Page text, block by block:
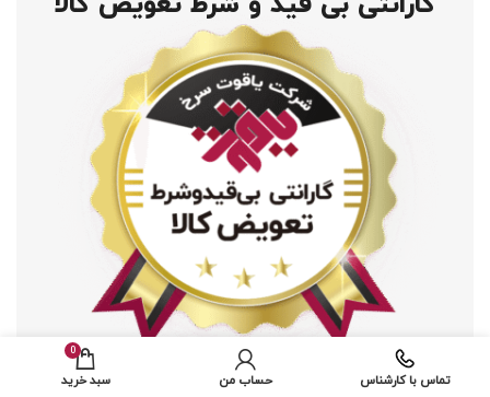
تماس با کارشناس حساب من
0
سبد خرید